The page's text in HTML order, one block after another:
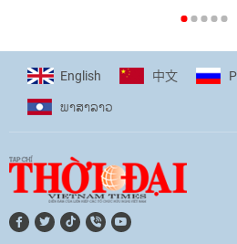
phó với biến
17:07|09/06/2026
[Video] Lào
quan hệ với
11:01 |09/06/2026
English 中文
ພາ​ສາ​ລາວ